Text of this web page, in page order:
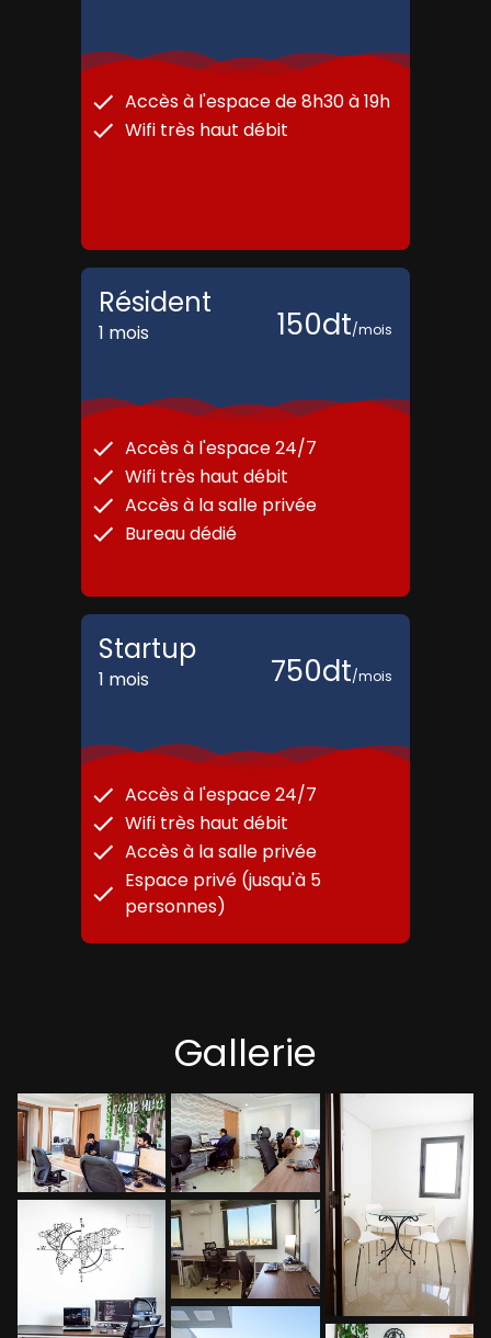
Accès à l'espace de 8h30 à 19h
Wifi très haut débit
Résident
1 mois 150dt/mois
Accès à l'espace 24/7
Wifi très haut débit
Accès à la salle privée
Bureau dédié
Startup
1 mois 750dt/mois
Accès à l'espace 24/7
Wifi très haut débit
Accès à la salle privée
Espace privé (jusqu'à 5
personnes)
Gallerie